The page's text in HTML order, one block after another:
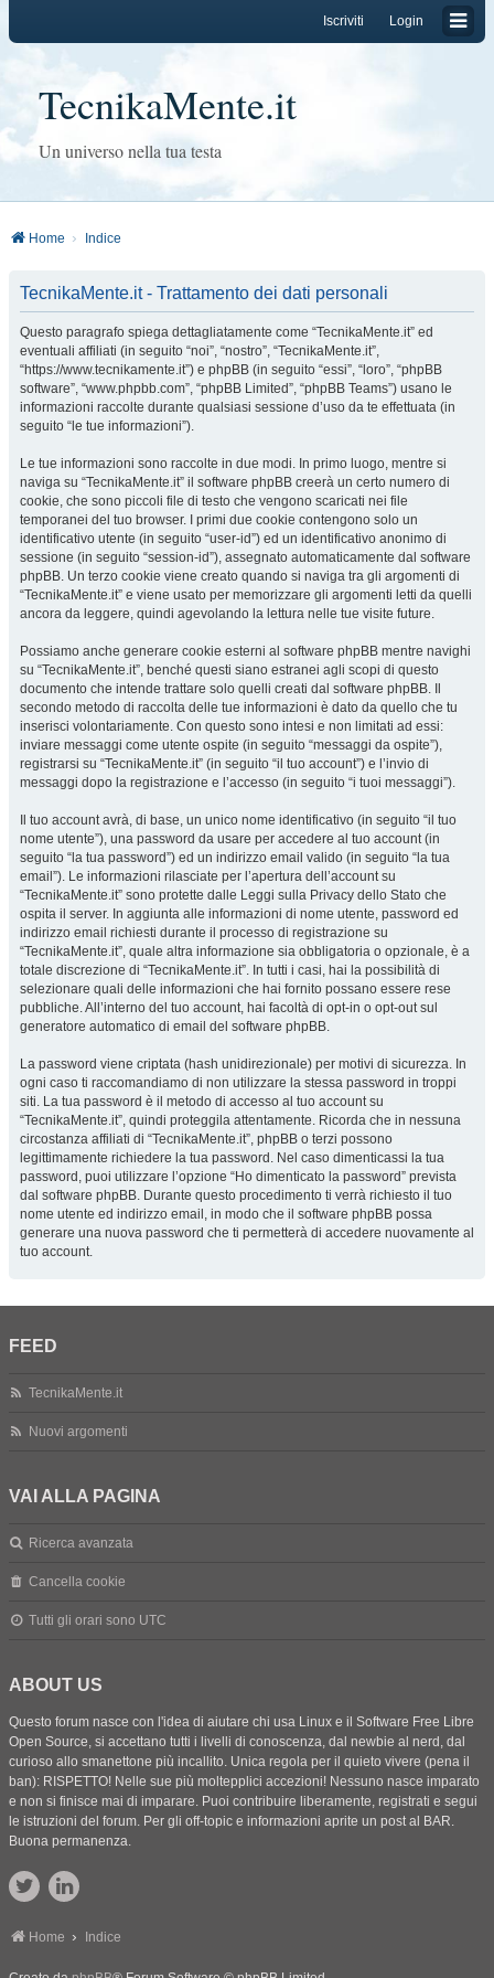
Login
Iscriviti
TecnikaMente.it
Un universo nella tua testa
Home Indice
TecnikaMente.it - Trattamento dei dati personali
Questo paragrafo spiega dettagliatamente come “TecnikaMente.it” ed
eventuali affiliati (in seguito “noi”, “nostro”, “TecnikaMente.it”,
“https://www.tecnikamente.it”) e phpBB (in seguito “essi”, “loro”, “phpBB
software”, “www.phpbb.com”, “phpBB Limited”, “phpBB Teams”) usano le
informazioni raccolte durante qualsiasi sessione d’uso da te effettuata (in
seguito “le tue informazioni”).
Le tue informazioni sono raccolte in due modi. In primo luogo, mentre si
naviga su “TecnikaMente.it” il software phpBB creerà un certo numero di
cookie, che sono piccoli file di testo che vengono scaricati nei file
temporanei del tuo browser. I primi due cookie contengono solo un
identificativo utente (in seguito “user-id”) ed un identificativo anonimo di
sessione (in seguito “session-id”), assegnato automaticamente dal software
phpBB. Un terzo cookie viene creato quando si naviga tra gli argomenti di
“TecnikaMente.it” e viene usato per memorizzare gli argomenti letti da quelli
ancora da leggere, quindi agevolando la lettura nelle tue visite future.
Possiamo anche generare cookie esterni al software phpBB mentre navighi
su “TecnikaMente.it”, benché questi siano estranei agli scopi di questo
documento che intende trattare solo quelli creati dal software phpBB. Il
secondo metodo di raccolta delle tue informazioni è dato da quello che tu
inserisci volontariamente. Con questo sono intesi e non limitati ad essi:
inviare messaggi come utente ospite (in seguito “messaggi da ospite”),
registrarsi su “TecnikaMente.it” (in seguito “il tuo account”) e l’invio di
messaggi dopo la registrazione e l’accesso (in seguito “i tuoi messaggi”).
Il tuo account avrà, di base, un unico nome identificativo (in seguito “il tuo
nome utente”), una password da usare per accedere al tuo account (in
seguito “la tua password”) ed un indirizzo email valido (in seguito “la tua
email”). Le informazioni rilasciate per l’apertura dell’account su
“TecnikaMente.it” sono protette dalle Leggi sulla Privacy dello Stato che
ospita il server. In aggiunta alle informazioni di nome utente, password ed
indirizzo email richiesti durante il processo di registrazione su
“TecnikaMente.it”, quale altra informazione sia obbligatoria o opzionale, è a
totale discrezione di “TecnikaMente.it”. In tutti i casi, hai la possibilità di
selezionare quali delle informazioni che hai fornito possano essere rese
pubbliche. All’interno del tuo account, hai facoltà di opt-in o opt-out sul
generatore automatico di email del software phpBB.
La password viene criptata (hash unidirezionale) per motivi di sicurezza. In
ogni caso ti raccomandiamo di non utilizzare la stessa password in troppi
siti. La tua password è il metodo di accesso al tuo account su
“TecnikaMente.it”, quindi proteggila attentamente. Ricorda che in nessuna
circostanza affiliati di “TecnikaMente.it”, phpBB o terzi possono
legittimamente richiedere la tua password. Nel caso dimenticassi la tua
password, puoi utilizzare l’opzione “Ho dimenticato la password” prevista
dal software phpBB. Durante questo procedimento ti verrà richiesto il tuo
nome utente ed indirizzo email, in modo che il software phpBB possa
generare una nuova password che ti permetterà di accedere nuovamente al
tuo account.
FEED
TecnikaMente.it
Nuovi argomenti
VAI ALLA PAGINA
Ricerca avanzata
Cancella cookie
Tutti gli orari sono UTC
ABOUT US
Questo forum nasce con l'idea di aiutare chi usa Linux e il Software Free Libre
Open Source, si accettano tutti i livelli di conoscenza, dal newbie al nerd, dal
curioso allo smanettone più incallito. Unica regola per il quieto vivere (pena il
ban): RISPETTO! Nelle sue più moltepplici accezioni! Nessuno nasce imparato
e non si finisce mai di imparare. Puoi contribuire liberamente, registrati e segui
le istruzioni del forum. Per gli off-topic e informazioni aprite un post al BAR.
Buona permanenza.
Home Indice